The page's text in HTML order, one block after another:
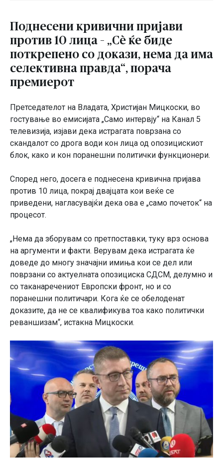
Поднесени кривични пријави
против 10 лица – „Сѐ ќе биде
поткрепено со докази, нема да има
селективна правда“, порача
премиерот
Претседателот на Владата, Христијан Мицкоски, во
гостување во емисијата „Само интервју“ на Канал 5
телевизија, изјави дека истрагата поврзана со
скандалот со дрога води кон лица од опозицискиот
блок, како и кон поранешни политички функционери.
Според него, досега е поднесена кривична пријава
против 10 лица, покрај двајцата кои веќе се
приведени, нагласувајќи дека ова е „само почеток“ на
процесот.
„Нема да зборувам со претпоставки, туку врз основа
на аргументи и факти. Верувам дека истрагата ќе
доведе до многу значајни имиња кои се дел или
поврзани со актуелната опозициска СДСМ, делумно и
со таканаречениот Европски фронт, но и со
поранешни политичари. Кога ќе се обелоденат
доказите, да не се квалификува тоа како политички
реваншизам“, истакна Мицкоски.